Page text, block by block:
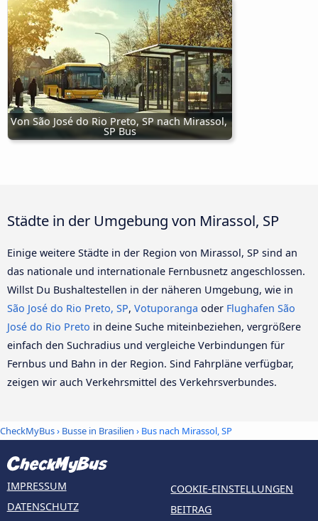
Von São José do Rio Preto, SP nach Mirassol,
SP Bus
Städte in der Umgebung von Mirassol, SP
Einige weitere Städte in der Region von Mirassol, SP sind an
das nationale und internationale Fernbusnetz angeschlossen.
Willst Du Bushaltestellen in der näheren Umgebung, wie in
São José do Rio Preto, SP, Votuporanga oder Flughafen São
José do Rio Preto in deine Suche miteinbeziehen, vergrößere
einfach den Suchradius und vergleiche Verbindungen für
Fernbus und Bahn in der Region. Sind Fahrpläne verfügbar,
zeigen wir auch Verkehrsmittel des Verkehrsverbundes.
CheckMyBus› Busse in Brasilien › Bus nach Mirassol, SP
IMPRESSUM
DATENSCHUTZ
COOKIE-EINSTELLUNGEN
BEITRAG